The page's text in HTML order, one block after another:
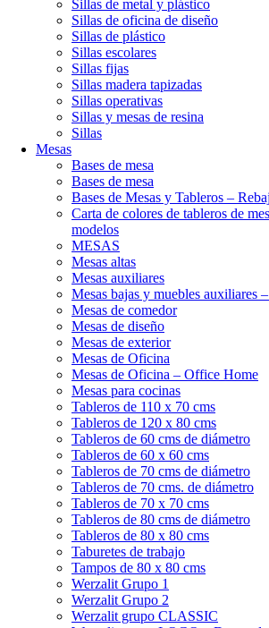
Sillas de metal y plástico
Sillas de oficina de diseño
Sillas de plástico
Sillas escolares
Sillas fijas
Sillas madera tapizadas
Sillas operativas
Sillas y mesas de resina
Sillas
Mesas
Bases de mesa
Bases de mesa
Bases de Mesas y Tableros –
Carta de colores de tableros de
modelos
MESAS
Mesas altas
Mesas auxiliares
Mesas bajas y muebles auxiliares
Mesas de comedor
Mesas de diseño
Mesas de exterior
Mesas de Oficina
Mesas de Oficina – Office Home
Mesas para cocinas
Tableros de 110 x 70 cms
Tableros de 120 x 80 cms
Tableros de 60 cms de diámetro
Tableros de 60 x 60 cms
Tableros de 70 cms de diámetro
Tableros de 70 cms. de diámetro
Tableros de 70 x 70 cms
Tableros de 80 cms de diámetro
Tableros de 80 x 80 cms
Taburetes de trabajo
Tampos de 80 x 80 cms
Werzalit Grupo 1
Werzalit Grupo 2
Werzalit grupo CLASSIC